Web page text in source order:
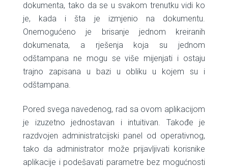
dokumenta, tako da se u svakom trenutku vidi ko
je, kada i šta je izmjenio na dokumentu.
Onemogućeno je brisanje jednom kreiranih
dokumenata, a rješenja koja su jednom
odštampana ne mogu se više mijenjati i ostaju
trajno zapisana u bazi u obliku u kojem su i
odštampana.
Pored svega navedenog, rad sa ovom aplikacijom
je izuzetno jednostavan i intuitivan. Takođe je
razdvojen administratcijski panel od operativnog,
tako da administrator može prijavljivati korisnike
aplikacije i podešavati parametre bez mogućnosti